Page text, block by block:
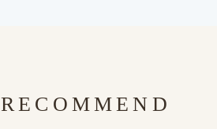
RECOMMEND